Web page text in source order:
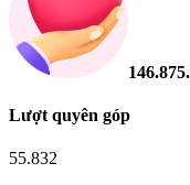
Lượt quyên góp
55.832